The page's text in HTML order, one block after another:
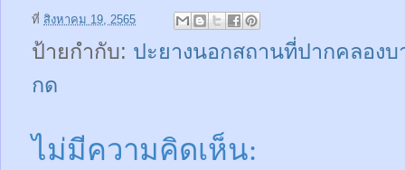
ที่ สิงหาคม 19, 2565
ป้ายกำกับ: ปะยางนอกสถานที่ปากคลองบ
กด
ไม่มีความคิดเห็น: